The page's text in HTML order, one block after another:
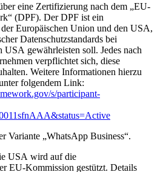
eine Zertifizierung nach dem „EU-
(DPF). Der DPF ist ein
Europäischen Union und den USA,
Datenschutzstandards bei
USA gewährleisten soll. Jedes nach
verpflichtet sich, diese
Weitere Informationen hierzu
folgendem Link:
s/participant-
Variante „WhatsApp Business“.
USA wird auf die
EU-Kommission gestützt. Details